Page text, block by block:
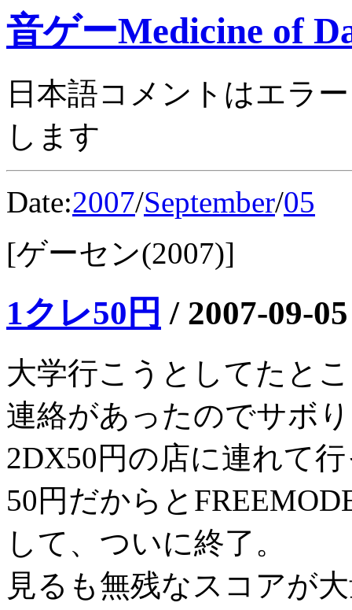
音ゲーMedicine of
日本語コメントはエラ
します
Date:2007/September/05
[ゲーセン(2007)]
1クレ50円 / 2007-09-
大学行こうとしてたと
連絡があったのでサボ
2DX50円の店に連れて
50円だからと
して、ついに終了。
見るも無残なスコアが